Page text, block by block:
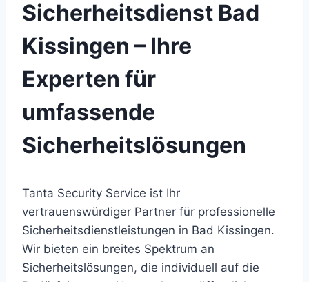
Sicherheitsdienst Bad
Kissingen – Ihre
Experten für
umfassende
Sicherheitslösungen
Tanta Security Service ist Ihr
vertrauenswürdiger Partner für professionelle
Sicherheitsdienstleistungen in Bad Kissingen.
Wir bieten ein breites Spektrum an
Sicherheitslösungen, die individuell auf die